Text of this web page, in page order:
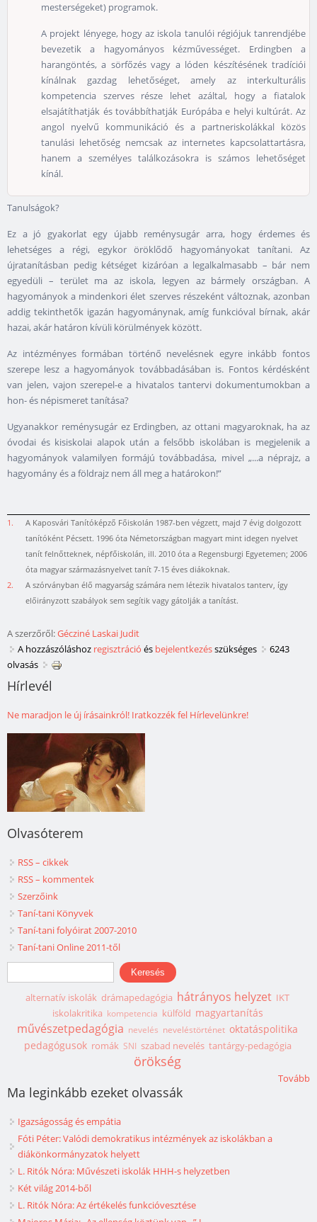
mesterségeket) programok.
A projekt lényege, hogy az iskola tanulói régiójuk tanrendjébe
bevezetik a hagyományos kézművességet. Erdingben a
harangöntés, a sörfőzés vagy a lóden készítésének tradíciói
kínálnak gazdag lehetőséget, amely az interkulturális
kompetencia szerves része lehet azáltal, hogy a fiatalok
elsajátíthatják és továbbíthatják Európába e helyi kultúrát. Az
angol nyelvű kommunikáció és a partneriskolákkal közös
tanulási lehetőség nemcsak az internetes kapcsolattartásra,
hanem a személyes találkozásokra is számos lehetőséget
kínál.
Tanulságok?
Ez a jó gyakorlat egy újabb reménysugár arra, hogy érdemes és
lehetséges a régi, egykor öröklődő hagyományokat tanítani. Az
újratanításban pedig kétséget kizáróan a legalkalmasabb – bár nem
egyedüli – terület ma az iskola, legyen az bármely országban. A
hagyományok a mindenkori élet szerves részeként változnak, azonban
addig tekinthetők igazán hagyománynak, amíg funkcióval bírnak, akár
hazai, akár határon kívüli körülmények között.
Az intézményes formában történő nevelésnek egyre inkább fontos
szerepe lesz a hagyományok továbbadásában is. Fontos kérdésként
van jelen, vajon szerepel-e a hivatalos tantervi dokumentumokban a
hon- és népismeret tanítása?
Ugyanakkor reménysugár ez Erdingben, az ottani magyaroknak, ha az
óvodai és kisiskolai alapok után a felsőbb iskolában is megjelenik a
hagyományok valamilyen formájú továbbadása, mivel „...a néprajz, a
hagyomány és a földrajz nem áll meg a határokon!”
1.
A Kaposvári Tanítóképző Főiskolán 1987-ben végzett, majd 7 évig dolgozott
tanítóként Pécsett. 1996 óta Németországban magyart mint idegen nyelvet
tanít felnőtteknek, népfőiskolán, ill. 2010 óta a Regensburgi Egyetemen; 2006
óta magyar származásnyelvet tanít 7-15 éves diákoknak.
2.
A szórványban élő magyarság számára nem létezik hivatalos tanterv, így
előirányzott szabályok sem segítik vagy gátolják a tanítást.
A szerzőről:Gécziné Laskai Judit
A hozzászóláshoz regisztráció és bejelentkezésszükséges
6243
olvasás
Hírlevél
Ne maradjon le új írásainkról! Iratkozzék fel Hírlevelünkre!
Olvasóterem
RSS – cikkek
RSS – kommentek
Szerzőink
Taní-tani Könyvek
Taní-tani folyóirat 2007-2010
Taní-tani Online 2011-től
Keresés űrlap
Keresés
alternatív iskolák drámapedagógia hátrányos helyzet IKT
iskolakritika kompetencia külföld magyartanítás
művészetpedagógia nevelés neveléstörténet oktatáspolitika
pedagógusok romák SNI szabad nevelés tantárgy-pedagógia
örökség
Tovább
Ma leginkább ezeket olvassák
Igazságosság és empátia
Fóti Péter: Valódi demokratikus intézmények az iskolákban a
diákönkormányzatok helyett
L. Ritók Nóra: Művészeti iskolák HHH-s helyzetben
Két világ 2014-ből
L. Ritók Nóra: Az értékelés funkcióvesztése